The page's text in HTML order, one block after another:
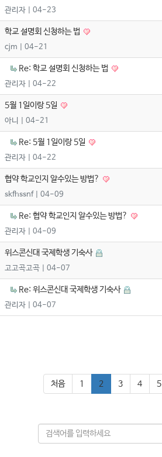
관리자 | 04-23
학교 설명회 신청하는 법
cjm | 04-21
Re: 학교 설명회 신청하는 법
관리자 | 04-22
5월 1일이랑 5일
아니 | 04-21
Re: 5월 1일이랑 5일
관리자 | 04-22
협약 학교인지 알수있는 방법?
skfhssnf| 04-09
Re: 협약 학교인지 알수있는 방법?
관리자 | 04-09
위스콘신대 국제학생 기숙사
고고곡고곡 | 04-07
Re: 위스콘신대 국제학생 기숙사
관리자 | 04-07
처음 1 2 3 4 5